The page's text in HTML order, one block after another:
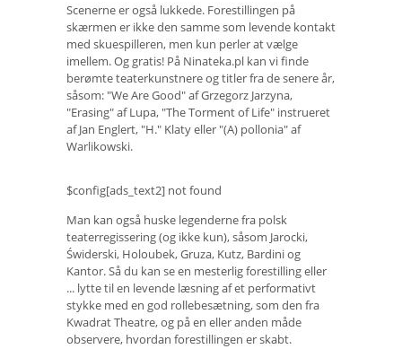
Scenerne er også lukkede. Forestillingen på
skærmen er ikke den samme som levende kontakt
med skuespilleren, men kun perler at vælge
imellem. Og gratis! På Ninateka.pl kan vi finde
berømte teaterkunstnere og titler fra de senere år,
såsom: "We Are Good" af Grzegorz Jarzyna,
"Erasing" af Lupa, "The Torment of Life" instrueret
af Jan Englert, "H." Klaty eller "(A) pollonia" af
Warlikowski.
$config[ads_text2] not found
Man kan også huske legenderne fra polsk
teaterregissering (og ikke kun), såsom Jarocki,
Świderski, Holoubek, Gruza, Kutz, Bardini og
Kantor. Så du kan se en mesterlig forestilling eller
... lytte til en levende læsning af et performativt
stykke med en god rollebesætning, som den fra
Kwadrat Theatre, og på en eller anden måde
observere, hvordan forestillingen er skabt.